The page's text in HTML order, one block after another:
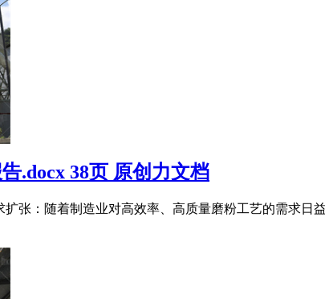
.docx 38页 原创力文档
张：随着制造业对高效率、高质量磨粉工艺的需求日